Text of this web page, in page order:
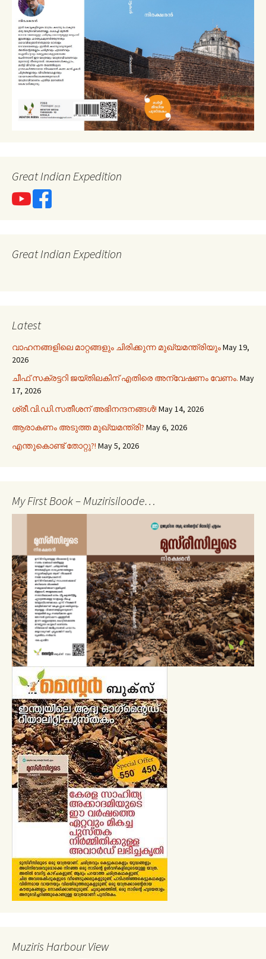
Great Indian Expedition
Great Indian Expedition
Latest
വാഹനങ്ങളിലെ മാറ്റങ്ങളും ചിരിക്കുന്ന മുഖ്യമന്ത്രിയുംMay 19,
2026
ചീഫ് സക്രട്ടറി ജയ്തിലകിന് എതിരെ അന്വേഷണം വേണം. May
17, 2026
ശ്രീ.വി.ഡി.സതീശന് അഭിനന്ദനങ്ങൾ! May 14, 2026
ആരാകണം അടുത്ത മുഖ്യമന്ത്രി? May 6, 2026
എന്തുകൊണ്ട് തോറ്റു?! May 5, 2026
My First Book – Muzirisiloode…
Muziris Harbour View